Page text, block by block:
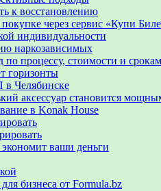
к восстановлению
через сервис «Купи
индивидуальности
наркозависимых
процессу, стоимости и срокам
горизонты
в Челябинске
аксессуар становится
в Konak House
ваши деньги
бизнеса от Formula.bz